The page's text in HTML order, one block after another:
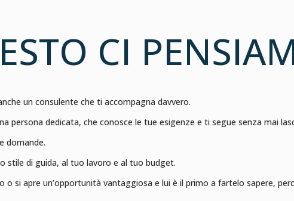
CI
un consulente che ti accompagna davvero.
dedicata, che conosce le tue esigenze e ti segue senza mai
domande.
stile di guida, al tuo lavoro e al tuo budget.
si apre un’opportunità vantaggiosa e lui è il primo a fartelo sapere,